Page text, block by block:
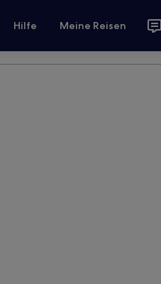
Hilfe Meine Reisen